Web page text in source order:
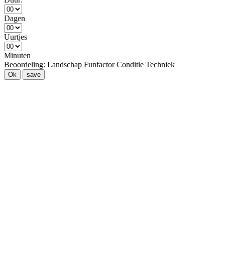
Dagen
Uurtjes
Minuten
Beoordeling: Landschap Funfactor Conditie Techniek
Ok save